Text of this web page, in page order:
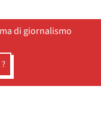
di giornalismo